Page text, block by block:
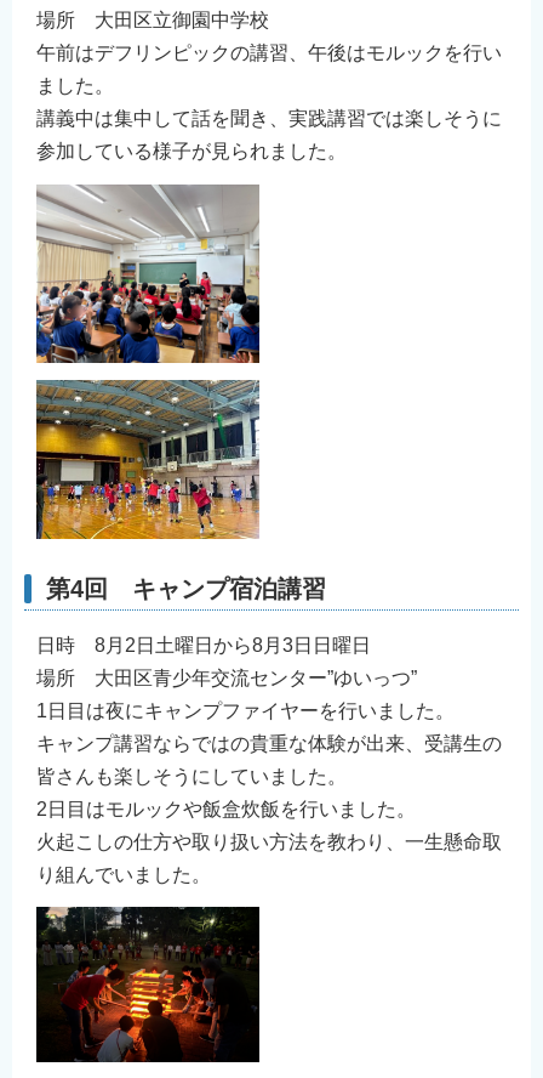
場所 大田区立御園中学校
午前はデフリンピックの講習、午後はモルックを⾏い
ました。
講義中は集中して話を聞き、実践講習では楽しそうに
参加している様⼦が⾒られました。
第4回 キャンプ宿泊講習
日時 8月2日土曜日から8月3日日曜日
場所 ⼤⽥区⻘少年交流センター”ゆいっつ”
1⽇⽬は夜にキャンプファイヤーを⾏いました。
キャンプ講習ならではの貴重な体験が出来、受講⽣の
皆さんも楽しそうにしていました。
2⽇⽬はモルックや飯盒炊飯を⾏いました。
⽕起こしの仕⽅や取り扱い⽅法を教わり、⼀⽣懸命取
り組んでいました。